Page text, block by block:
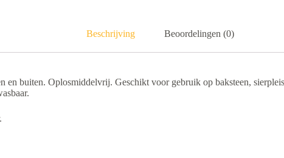
Beschrijving Beoordelingen (0)
buiten. Oplosmiddelvrij. Geschikt voor gebruik op baksteen,